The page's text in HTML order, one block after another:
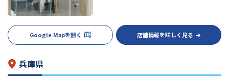
Google Mapを開く 店舗情報を詳しく見る
兵庫県